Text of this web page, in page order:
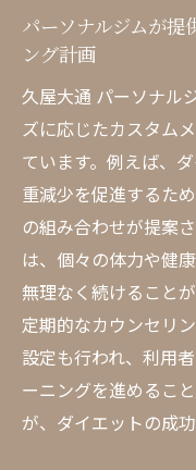
久屋大通
忙しい生
専門トレーナー
ナルジム の魅力
経験豊富な
要性
トレーナー
の秘訣
専門家によ
ト
トレーナー
パーソナルジムが提
ング計画
久屋大通 パーソナル
ズに応じたカスタム
ています。例えば、
重減少を促進するた
の組み合わせが提案
は、個々の体力や健
無理なく続けること
定期的なカウンセリ
設定も行われ、利用
ーニングを進めるこ
が、ダイエットの成